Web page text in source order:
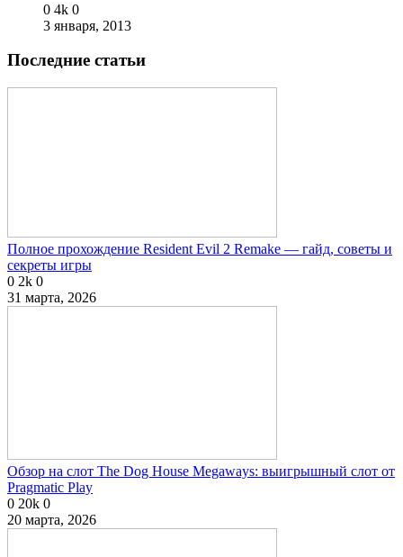
0 4k 0
3 января, 2013
Последние статьи
Полное прохождение Resident Evil 2 Remake — гайд, советы и
секреты игры
0 2k 0
31 марта, 2026
Обзор на слот The Dog House Megaways: выигрышный слот от
Pragmatic Play
0 20k 0
20 марта, 2026